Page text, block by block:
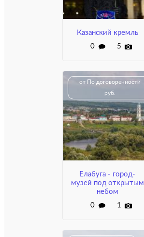
Казанский кремль
0
5
Елабуга - город-
музей под открытым
небом
0
1
от По договоренности
руб.